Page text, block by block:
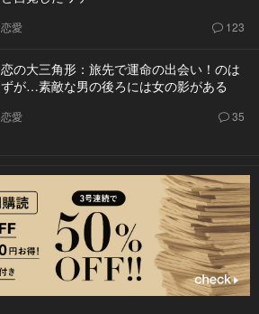
恋愛 123
恋の大三角形：旅先で運命の出会い！のは
ずが…素敵な男の後ろには女の影がある
恋愛 35